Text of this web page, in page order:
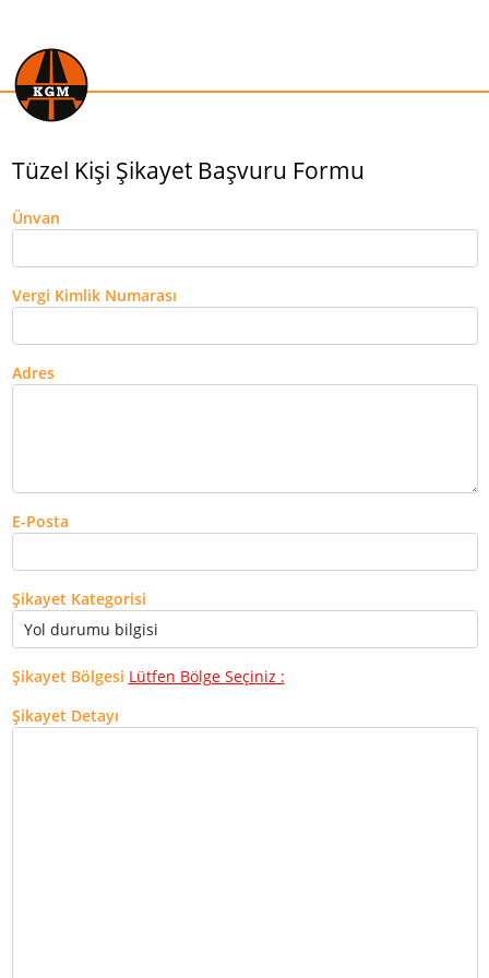
Tüzel Kişi Şikayet Başvuru Formu
Ünvan
Vergi Kimlik Numarası
Adres
E-Posta
Şikayet Kategorisi
Şikayet Bölgesi Lütfen Bölge Seçiniz :
Şikayet Detayı